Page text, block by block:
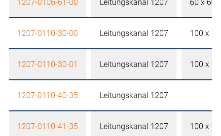
1207-0106-61-00 Leitungskanal 1207 60 x 60
1207-0110-30-00 Leitungskanal 1207 100 x
1207-0110-30-01 Leitungskanal 1207 100 x
1207-0110-40-35 Leitungskanal 1207
1207-0110-41-35 Leitungskanal 1207 100 x